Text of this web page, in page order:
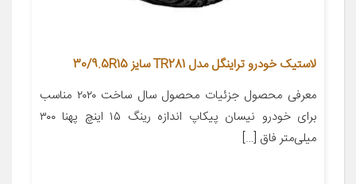
لاستیک خودرو تراینگل مدل TR281 سایز 30/9.5R15
معرفی محصول جزئیات محصول سال ساخت ۲۰۲۰ مناسب
برای خودرو نیسان پیکاپ اندازه رینگ ۱۵ اینچ پهنا ۳۰۰
میلی‌متر فاق […]